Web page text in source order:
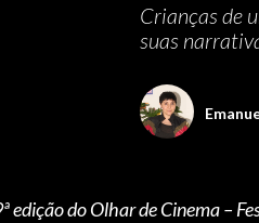
Crianças de
suas
edição do Olhar de Cinema –